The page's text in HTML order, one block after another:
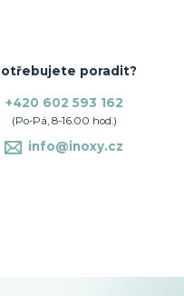
poradit?
+420 602 593 162
(Po-Pá, 8-16.00 hod.)
info@inoxy.cz